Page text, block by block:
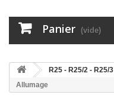
Panier (vide)
>R25 - R25/2 - R25/3
Allumage